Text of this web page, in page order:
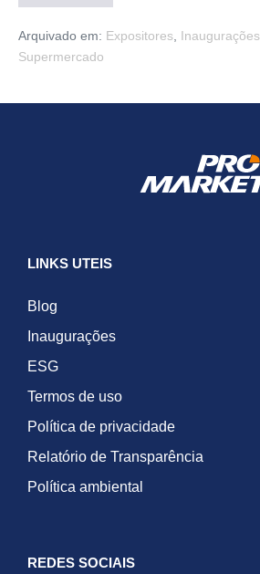
Arquivado em: Expositores Inaugurações
Supermercado
LINKS UTEIS
Blog
Inaugurações
ESG
Termos de uso
Política de privacidade
Relatório de Transparência
Política ambiental
REDES SOCIAIS